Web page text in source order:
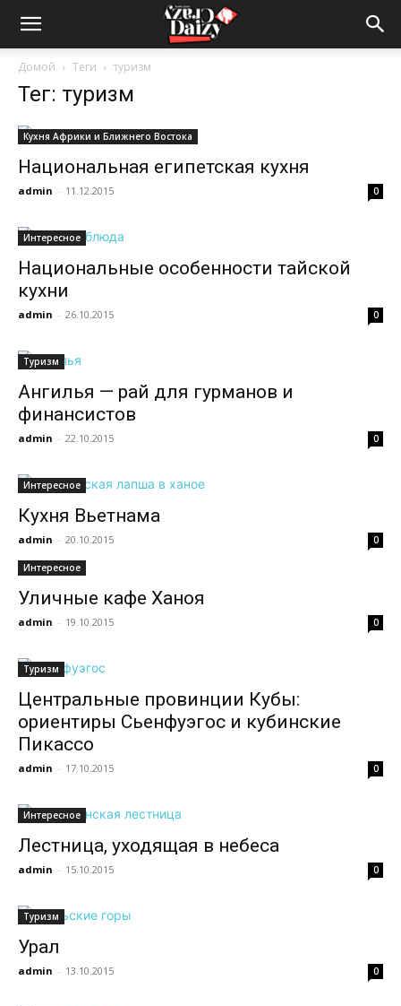
Crazy-
Daizy
сумашедшие
новости
обо
Домой Теги туризм
Тег: туризм
Кухня Африки и Ближнего Востока
Национальная египетская кухня
admin - 11.12.2015 0
Интересное
Национальные особенности тайской
кухни
admin - 26.10.2015 0
Туризм
Ангилья — рай для гурманов и
финансистов
admin - 22.10.2015 0
Интересное
Кухня Вьетнама
admin - 20.10.2015 0
Интересное
Уличные кафе Ханоя
admin - 19.10.2015 0
Туризм
Центральные провинции Кубы:
ориентиры Сьенфуэгос и кубинские
Пикассо
admin - 17.10.2015 0
Интересное
Лестница, уходящая в небеса
admin - 15.10.2015 0
Туризм
Урал
admin - 13.10.2015 0